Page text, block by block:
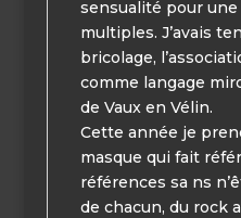
sensualité pour
multiples. J’avais
bricolage,
comme langage
de Vaux en Vélin.
Cette année je
masque qui fait
références sa ns
de chacun, du rock